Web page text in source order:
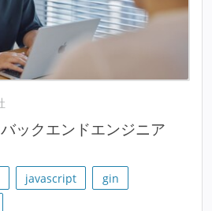
ックエンドエンジニア
javascript
gin